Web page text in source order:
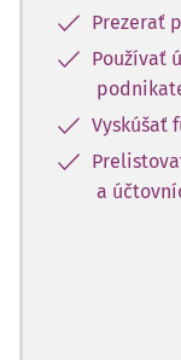
Prezerať
Používať
Vyskúšať
a